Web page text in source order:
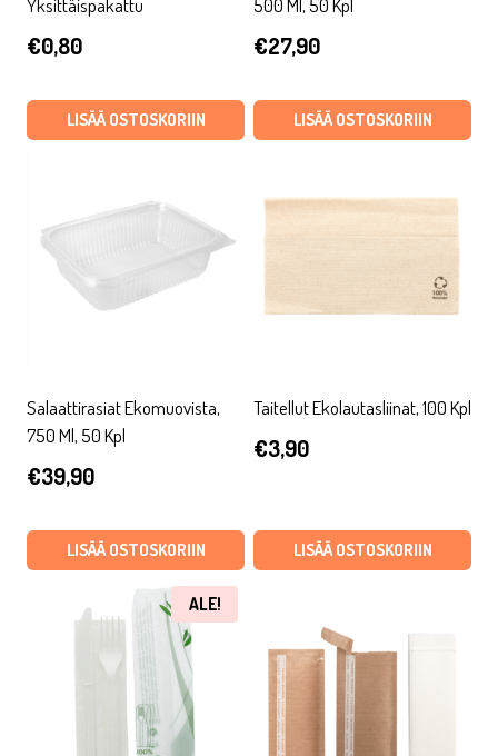
Yksittäispakattu
€0,80
LISÄÄ OSTOSKORIIN
500 Ml, 50 Kpl
€27,90
LISÄÄ OSTOSKORIIN
Salaattirasiat Ekomuovista,
750 Ml, 50 Kpl
€39,90
LISÄÄ OSTOSKORIIN
Taitellut Ekolautasliinat, 100 Kpl
€3,90
LISÄÄ OSTOSKORIIN
ALE!